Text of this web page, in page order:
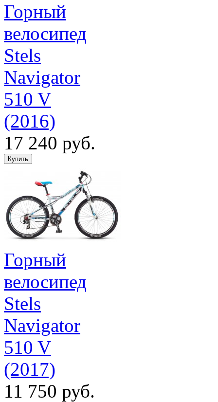
Горный
велосипед
Stels
Navigator
510 V
(2016)
17 240 руб.
Горный
велосипед
Stels
Navigator
510 V
(2017)
11 750 руб.